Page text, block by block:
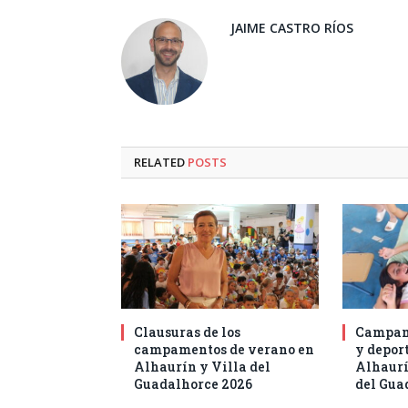
JAIME CASTRO RÍOS
RELATED POSTS
Clausuras de los
campamentos de verano en
Alhaurín y Villa del
Guadalhorce 2026
y
del